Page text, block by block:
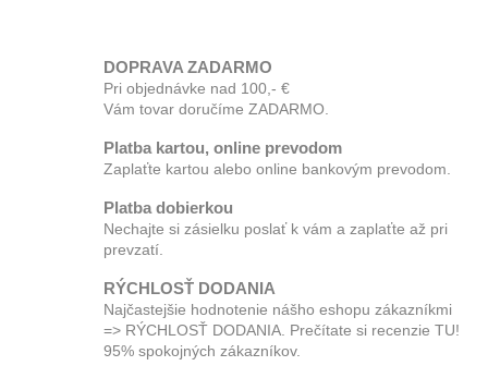
DOPRAVA ZADARMO
Pri objednávke nad 100,- €
Vám tovar doručíme ZADARMO.
Platba kartou, online prevodom
Zaplaťte kartou alebo online bankovým prevodom.
Platba dobierkou
Nechajte si zásielku poslať k vám a zaplaťte až pri
prevzatí.
RÝCHLOSŤ DODANIA
Najčastejšie hodnotenie nášho eshopu zákazníkmi
=> RÝCHLOSŤ DODANIA. Prečítate si recenzie TU!
95% spokojných zákazníkov.